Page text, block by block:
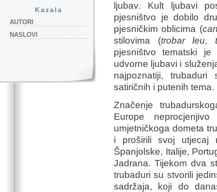
Kazala
AUTORI
NASLOVI
ljubav. Kult ljubavi
pjesništvo je dobilo
pjesničkim oblicima (
stilovima (trobar leu,
pjesništvo tematski
udvorne ljubavi i
najpoznatiji,
satiričnih i putenih tema.
Značenje
Europe
umjetničkoga dometa
i proširili svoj utjecaj
Španjolske, Italije,
Jadrana. Tijekom dva
trubaduri su stvorili
sadržaja, koji do